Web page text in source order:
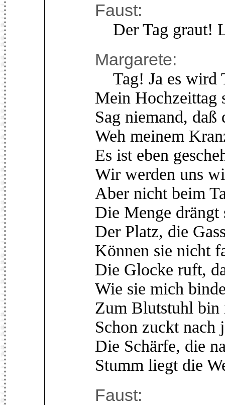
Faust:
Der Tag graut!
Margarete:
Tag! Ja es wird
Mein Hochzeittag
Sag niemand,
Weh meinem
Es ist eben
Wir werden uns
Aber nicht beim
Die Menge
Der Platz, die
Können sie nicht
Die Glocke ruft,
Wie sie mich
Zum Blutstuhl bin
Schon zuckt nach
Die Schärfe, die
Stumm liegt die
Faust: